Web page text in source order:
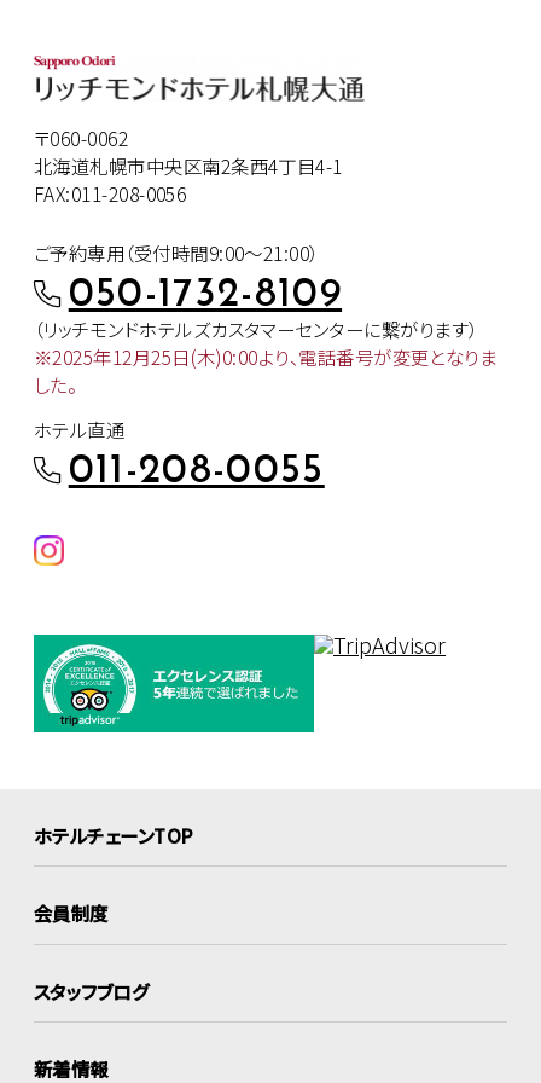
〒060-0062
北海道札幌市中央区南2条西4丁目4-1
FAX:011-208-0056
ご予約専用（受付時間9:00～21:00）
050-1732-8109
（リッチモンドホテルズカスタマーセンターに繋がります）
※2025年12月25日(木)0:00より、電話番号が変更となりま
した。
ホテル直通
011-208-0055
ホテルチェーンTOP
会員制度
スタッフブログ
新着情報